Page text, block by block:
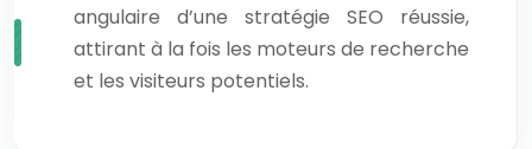
angulaire d’une stratégie SEO réussie,
attirant à la fois les moteurs de recherche
et les visiteurs potentiels.